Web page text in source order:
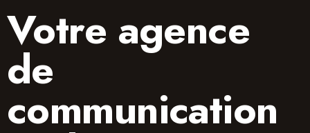
Votre agence
de
communication